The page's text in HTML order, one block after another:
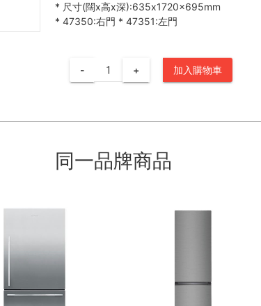
* 尺寸(闊x高x深):635x1720x695mm
* 47350:右門 * 47351:左門
- + 加入購物車
同一品牌商品